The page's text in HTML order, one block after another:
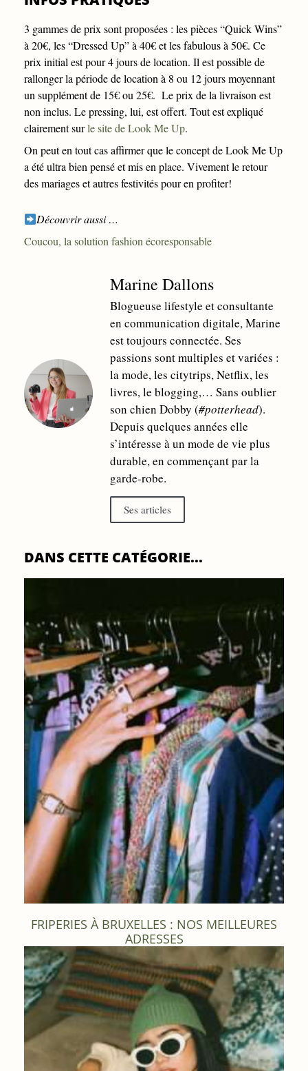
3 gammes de prix sont proposées : les pièces “Quick Wins”
à 20€, les “Dressed Up” à 40€ et les fabulous à 50€. Ce
prix initial est pour 4 jours de location. Il est possible de
rallonger la période de location à 8 ou 12 jours moyennant
un supplément de 15€ ou 25€. Le prix de la livraison est
non inclus. Le pressing, lui, est offert. Tout est expliqué
clairement surle site de Look Me Up.
On peut en tout cas affirmer que le concept de Look Me Up
a été ultra bien pensé et mis en place. Vivement le retour
des mariages et autres festivités pour en profiter!
Découvrir aussi …
Coucou, la solution fashion écoresponsable
Marine Dallons
Blogueuse lifestyle et consultante
en communication digitale, Marine
est toujours connectée. Ses
passions sont multiples et variées :
la mode, les citytrips, Netflix, les
livres, le blogging,… Sans oublier
son chien Dobby (#potterhead).
Depuis quelques années elle
s’intéresse à un mode de vie plus
durable, en commençant par la
garde-robe.
Ses articles
DANS CETTE CATÉGORIE...
FRIPERIES À BRUXELLES : NOS MEILLEURES
ADRESSES